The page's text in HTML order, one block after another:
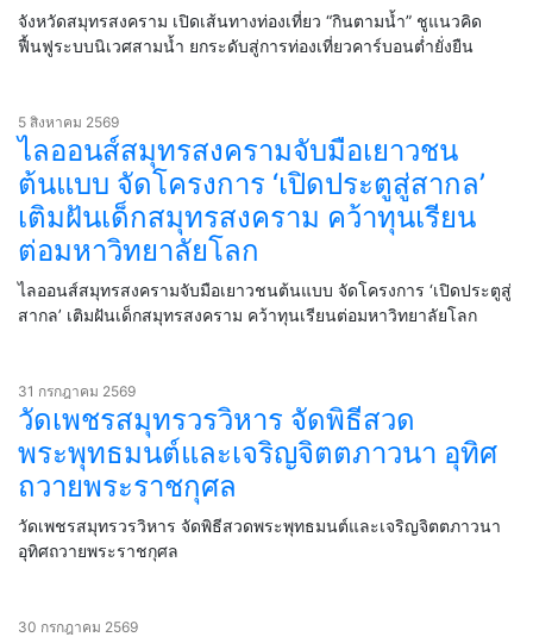
จังหวัดสมุทรสงคราม เปิดเส้นทางท่องเที่ยว “กินตามน้ำ” ชูแนวคิด
ฟื้นฟูระบบนิเวศสามน้ำ ยกระดับสู่การท่องเที่ยวคาร์บอนต่ำยั่งยืน
5 สิงหาคม 2569
ไลออนส์สมุทรสงครามจับมือเยาวชน
ต้นแบบ จัดโครงการ ‘เปิดประตูสู่สากล’
เติมฝันเด็กสมุทรสงคราม คว้าทุนเรียน
ต่อมหาวิทยาลัยโลก
ไลออนส์สมุทรสงครามจับมือเยาวชนต้นแบบ จัดโครงการ ‘เปิดประตูสู่
สากล’ เติมฝันเด็กสมุทรสงคราม คว้าทุนเรียนต่อมหาวิทยาลัยโลก
31 กรกฎาคม 2569
วัดเพชรสมุทรวรวิหาร จัดพิธีสวด
พระพุทธมนต์และเจริญจิตตภาวนา อุทิศ
ถวายพระราชกุศล
วัดเพชรสมุทรวรวิหาร จัดพิธีสวดพระพุทธมนต์และเจริญจิตตภาวนา
อุทิศถวายพระราชกุศล
30 กรกฎาคม 2569